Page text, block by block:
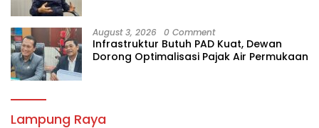
August 3, 2026 0 Comment
Infrastruktur Butuh PAD Kuat, Dewan
Dorong Optimalisasi Pajak Air Permukaan
Lampung Raya